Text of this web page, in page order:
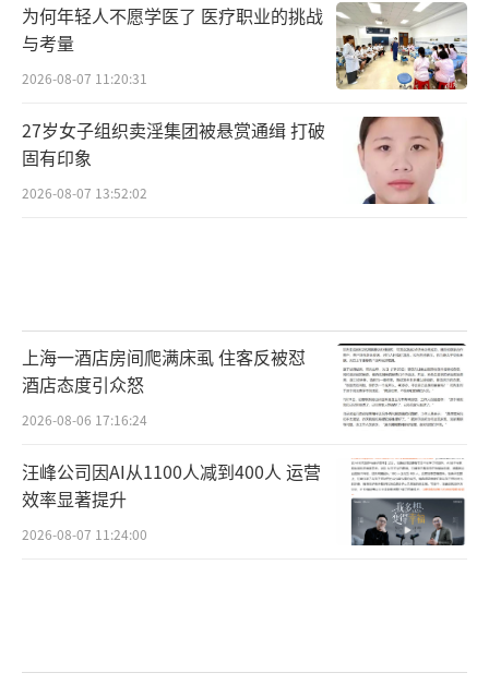
为何年轻人不愿学医了 医疗职业的挑战
与考量
2026-08-07 11:20:31
27岁女子组织卖淫集团被悬赏通缉 打破
固有印象
2026-08-07 13:52:02
上海一酒店房间爬满床虱 住客反被怼
酒店态度引众怒
2026-08-06 17:16:24
汪峰公司因AI从1100人减到400人 运营
效率显著提升
2026-08-07 11:24:00